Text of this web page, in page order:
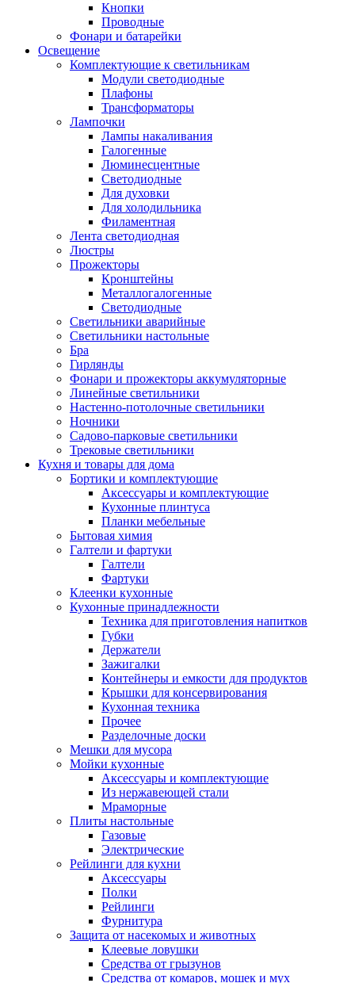
Кнопки
Проводные
Фонари и батарейки
Освещение
Комплектующие к светильникам
Модули светодиодные
Плафоны
Трансформаторы
Лампочки
Лампы накаливания
Галогенные
Люминесцентные
Светодиодные
Для духовки
Для холодильника
Филаментная
Лента светодиодная
Люстры
Прожекторы
Кронштейны
Металлогалогенные
Светодиодные
Светильники аварийные
Светильники настольные
Бра
Гирлянды
Фонари и прожекторы аккумуляторные
Линейные светильники
Настенно-потолочные светильники
Ночники
Садово-парковые светильники
Трековые светильники
Кухня и товары для дома
Бортики и комплектующие
Аксессуары и комплектующие
Кухонные плинтуса
Планки мебельные
Бытовая химия
Галтели и фартуки
Галтели
Фартуки
Клеенки кухонные
Кухонные принадлежности
Техника для приготовления напитков
Губки
Держатели
Зажигалки
Контейнеры и емкости для продуктов
Крышки для консервирования
Кухонная техника
Прочее
Разделочные доски
Мешки для мусора
Мойки кухонные
Аксессуары и комплектующие
Из нержавеющей стали
Мраморные
Плиты настольные
Газовые
Электрические
Рейлинги для кухни
Аксессуары
Полки
Рейлинги
Фурнитура
Защита от насекомых и животных
Клеевые ловушки
Средства от грызунов
Средства от комаров, мошек и мух